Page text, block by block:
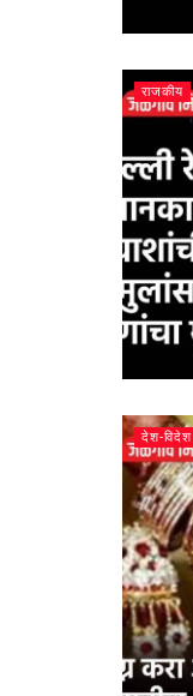
राजकीय
देश-विदेश